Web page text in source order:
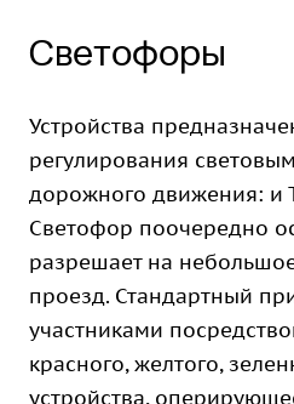
Светофоры
Устройства
регулирования
дорожного движения: и
Светофор поочередно
разрешает на
проезд. Стандартный
участниками
красного, желтого,
устройства,